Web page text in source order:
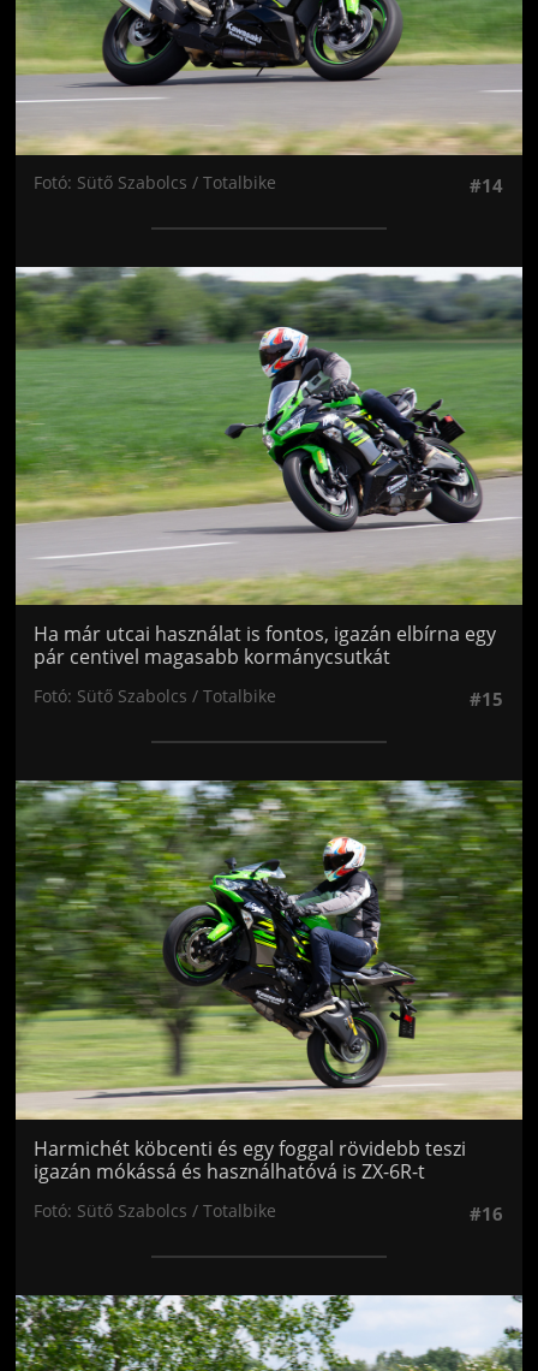
Fotó: Sütő Szabolcs / Totalbike #14
Jön még kép!
Ha már utcai használat is fontos, igazán elbírna egy
pár centivel magasabb kormánycsutkát
Fotó: Sütő Szabolcs / Totalbike #15
Jön még kép!
Harmichét köbcenti és egy foggal rövidebb teszi
igazán mókássá és használhatóvá is ZX-6R-t
Fotó: Sütő Szabolcs / Totalbike #16
Jön még kép!